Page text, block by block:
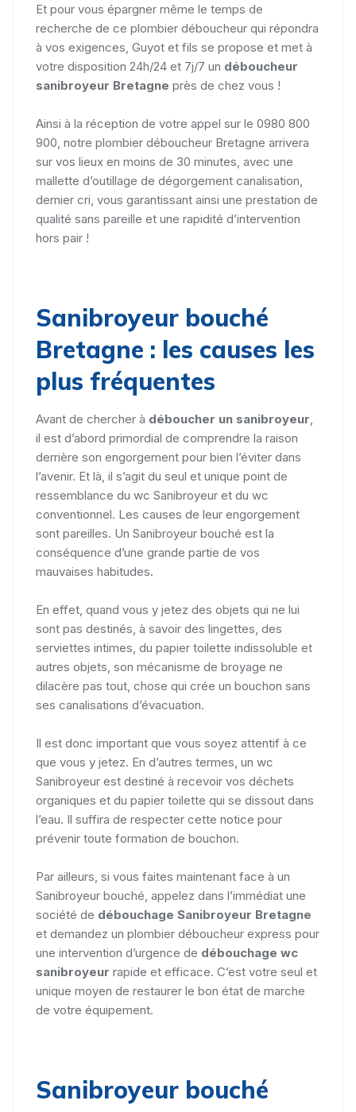
Et pour vous épargner même le temps de
recherche de ce plombier déboucheur qui répondra
à vos exigences, Guyot et fils se propose et met à
votre disposition 24h/24 et 7j/7 un déboucheur
sanibroyeur Bretagne près de chez vous !
Ainsi à la réception de votre appel sur le 0980 800
900, notre plombier déboucheur Bretagne arrivera
sur vos lieux en moins de 30 minutes, avec une
mallette d’outillage de dégorgement canalisation,
dernier cri, vous garantissant ainsi une prestation de
qualité sans pareille et une rapidité d’intervention
hors pair !
Sanibroyeur bouché
Bretagne : les causes les
plus fréquentes
Avant de chercher à déboucher un sanibroyeur
il est d’abord primordial de comprendre la raison
derrière son engorgement pour bien l’éviter dans
l’avenir. Et là, il s’agit du seul et unique point de
ressemblance du wc Sanibroyeur et du wc
conventionnel. Les causes de leur engorgement
sont pareilles. Un Sanibroyeur bouché est la
conséquence d’une grande partie de vos
mauvaises habitudes.
En effet, quand vous y jetez des objets qui ne lui
sont pas destinés, à savoir des lingettes, des
serviettes intimes, du papier toilette indissoluble et
autres objets, son mécanisme de broyage ne
dilacère pas tout, chose qui crée un bouchon sans
ses canalisations d’évacuation.
Il est donc important que vous soyez attentif à ce
que vous y jetez. En d’autres termes, un wc
Sanibroyeur est destiné à recevoir vos déchets
organiques et du papier toilette qui se dissout dans
l’eau. Il suffira de respecter cette notice pour
prévenir toute formation de bouchon.
Par ailleurs, si vous faites maintenant face à un
Sanibroyeur bouché, appelez dans l’immédiat une
société de débouchage Sanibroyeur Bretagne
et demandez un plombier déboucheur express pour
une intervention d’urgence de débouchage wc
sanibroyeur rapide et efficace. C’est votre seul et
unique moyen de restaurer le bon état de marche
de votre équipement.
Sanibroyeur bouché